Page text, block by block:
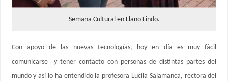
Semana Cultural en Llano Lindo.
Con apoyo de las nuevas tecnologías, hoy en día es muy fácil
comunicarse y tener contacto con personas de distintas partes del
mundo y así lo ha entendido la profesora Lucila Salamanca, rectora del